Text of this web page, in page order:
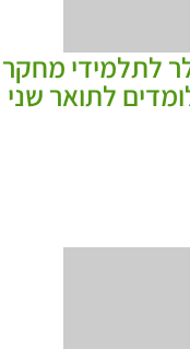
לתלמידי מחקר
לתואר שני